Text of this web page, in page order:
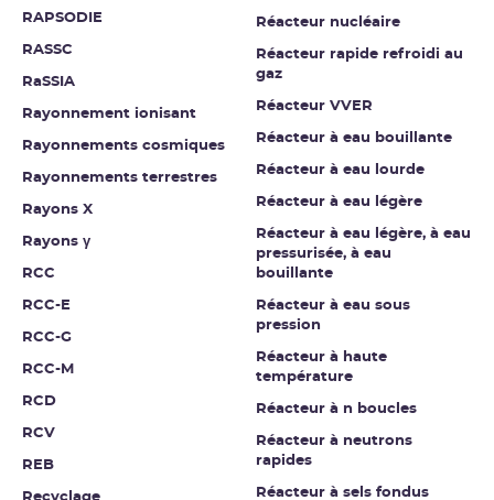
RAPSODIE
RASSC
RaSSIA
Rayonnement ionisant
Rayonnements cosmiques
Rayonnements terrestres
Rayons X
Rayons γ
RCC
RCC-E
RCC-G
RCC-M
RCD
RCV
REB
Réacteur nucléaire
Réacteur rapide refroidi au
gaz
Réacteur VVER
Réacteur à eau bouillante
Réacteur à eau lourde
Réacteur à eau légère
Réacteur à eau légère, à eau
pressurisée, à eau
bouillante
Réacteur à eau sous
pression
Réacteur à haute
température
Réacteur à n boucles
Réacteur à neutrons
rapides
Réacteur à sels fondus